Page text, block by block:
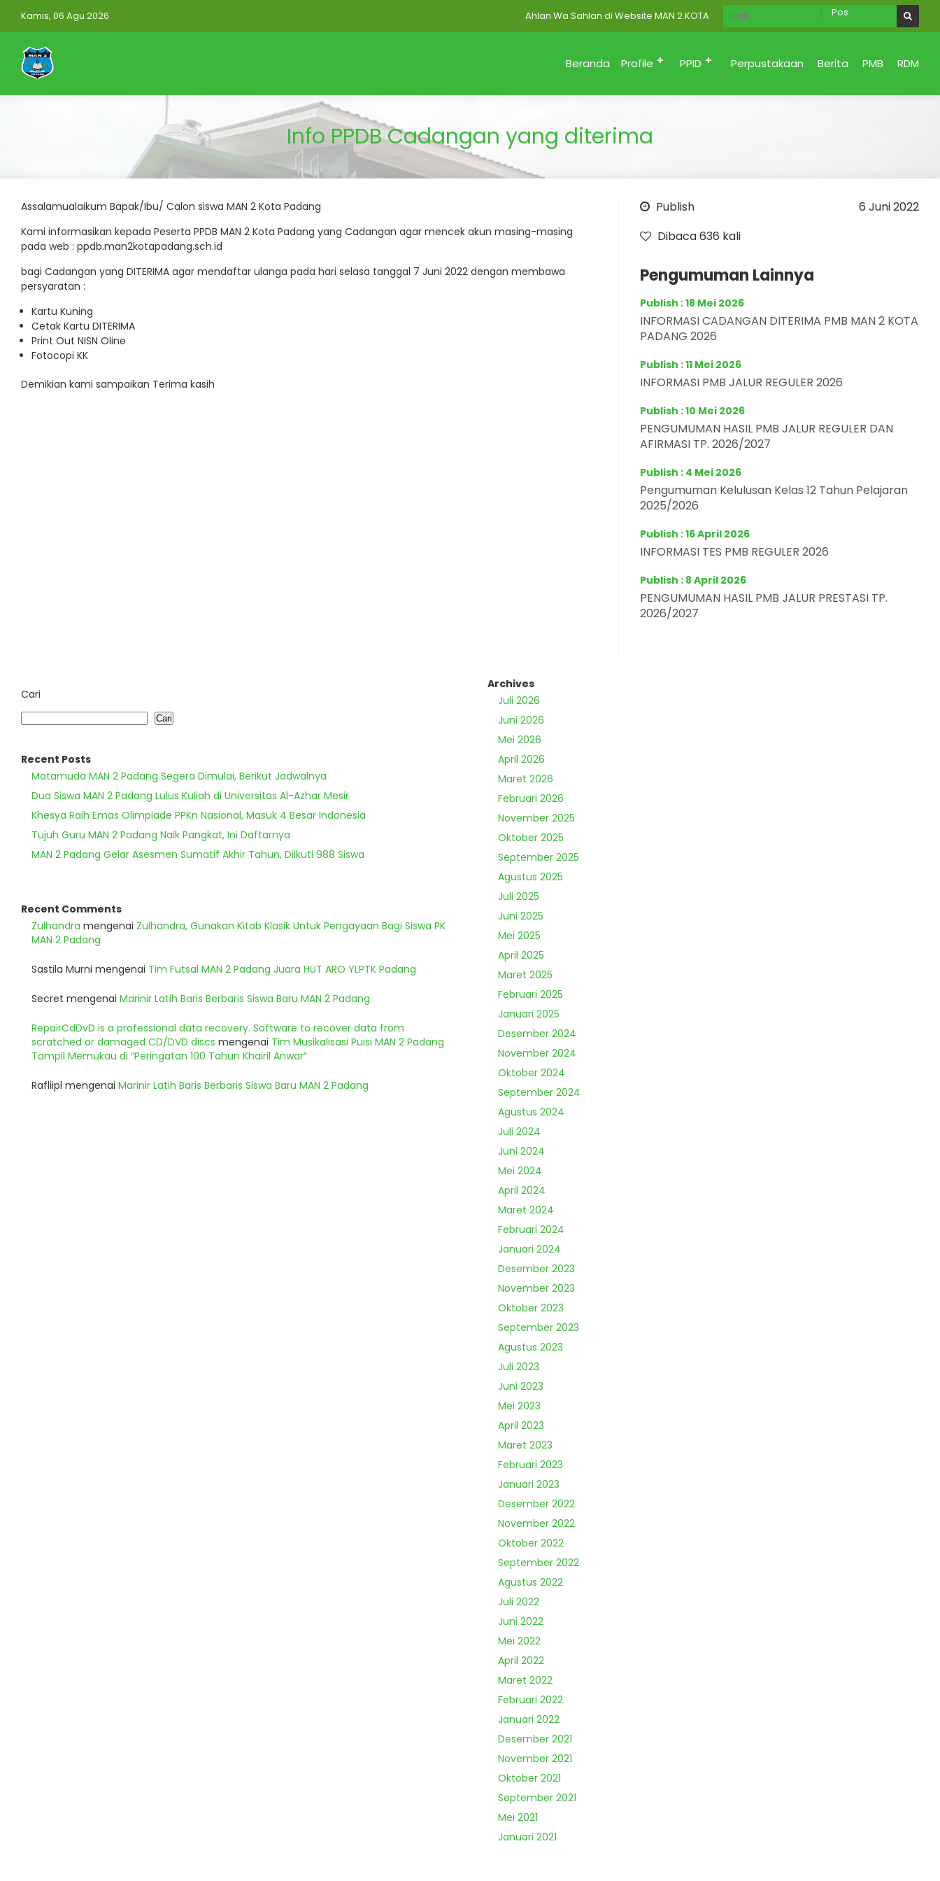
Kamis, 06 Agu 2026 Ahlan Wa Sahlan di Website MAN 2 KOTA PADANG Menuju Zona Integritas (Bersih dari korupsi,
Beranda Profile PPID Perpustakaan Berita PMB RDM
Info PPDB Cadangan yang diterima
Assalamualaikum Bapak/Ibu/ Calon siswa MAN 2 Kota Padang
Kami informasikan kepada Peserta PPDB MAN 2 Kota Padang yang Cadangan agar mencek akun masing-masing
pada web : ppdb.man2kotapadang.sch.id
bagi Cadangan yang DITERIMA agar mendaftar ulanga pada hari selasa tanggal 7 Juni 2022 dengan membawa
persyaratan :
Kartu Kuning
Cetak Kartu DITERIMA
Print Out NISN Oline
Fotocopi KK
Demikian kami sampaikan Terima kasih
Publish
6 Juni 2022
Dibaca 636 kali
Pengumuman Lainnya
Publish : 18 Mei 2026
INFORMASI CADANGAN DITERIMA PMB MAN 2 KOTA
PADANG 2026
Publish : 11 Mei 2026
INFORMASI PMB JALUR REGULER 2026
Publish : 10 Mei 2026
PENGUMUMAN HASIL PMB JALUR REGULER DAN
AFIRMASI TP. 2026/2027
Publish : 4 Mei 2026
Pengumuman Kelulusan Kelas 12 Tahun Pelajaran
2025/2026
Publish : 16 April 2026
INFORMASI TES PMB REGULER 2026
Publish : 8 April 2026
PENGUMUMAN HASIL PMB JALUR PRESTASI TP.
2026/2027
Cari
Cari
Recent Posts
Matamuda MAN 2 Padang Segera Dimulai, Berikut Jadwalnya
Dua Siswa MAN 2 Padang Lulus Kuliah di Universitas Al-Azhar Mesir
Khesya Raih Emas Olimpiade PPKn Nasional, Masuk 4 Besar Indonesia
Tujuh Guru MAN 2 Padang Naik Pangkat, Ini Daftarnya
MAN 2 Padang Gelar Asesmen Sumatif Akhir Tahun, Diikuti 988 Siswa
Recent Comments
Zulhandra mengenai Zulhandra, Gunakan Kitab Klasik Untuk Pengayaan Bagi Siswa PK
MAN 2 Padang
Sastila Murni mengenai Tim Futsal MAN 2 Padang Juara HUT ARO YLPTK Padang
Secret mengenai Marinir Latih Baris Berbaris Siswa Baru MAN 2 Padang
RepairCdDvD is a professional data recovery. Software to recover data from
scratched or damaged CD/DVD discs mengenai Tim Musikalisasi Puisi MAN 2 Padang
Tampil Memukau di “Peringatan 100 Tahun Khairil Anwar”
Rafliipl mengenai Marinir Latih Baris Berbaris Siswa Baru MAN 2 Padang
Archives
Juli 2026
Juni 2026
Mei 2026
April 2026
Maret 2026
Februari 2026
November 2025
Oktober 2025
September 2025
Agustus 2025
Juli 2025
Juni 2025
Mei 2025
April 2025
Maret 2025
Februari 2025
Januari 2025
Desember 2024
November 2024
Oktober 2024
September 2024
Agustus 2024
Juli 2024
Juni 2024
Mei 2024
April 2024
Maret 2024
Februari 2024
Januari 2024
Desember 2023
November 2023
Oktober 2023
September 2023
Agustus 2023
Juli 2023
Juni 2023
Mei 2023
April 2023
Maret 2023
Februari 2023
Januari 2023
Desember 2022
November 2022
Oktober 2022
September 2022
Agustus 2022
Juli 2022
Juni 2022
Mei 2022
April 2022
Maret 2022
Februari 2022
Januari 2022
Desember 2021
November 2021
Oktober 2021
September 2021
Mei 2021
Januari 2021